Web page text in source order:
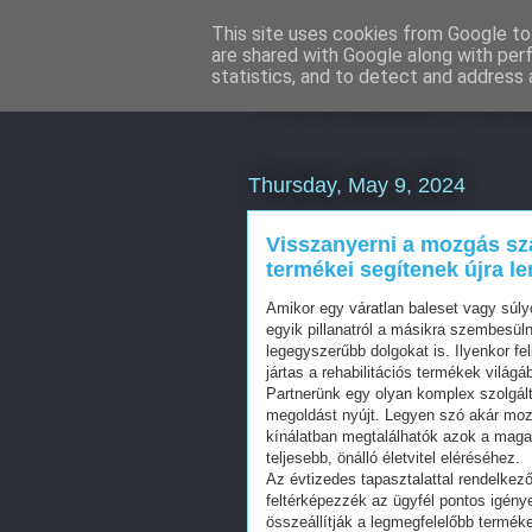
Weboldal
Thursday, May 9, 2024
Visszanyerni a mozgás
termékei segítenek újra
Amikor egy váratlan baleset vagy
egyik pillanatról a másikra
legegyszerűbb dolgokat is. Ilyenkor
jártas a rehabilitációs termékek
Partnerünk egy olyan komplex
megoldást nyújt. Legyen szó akár
kínálatban megtalálhatók azok a
teljesebb, önálló életvitel eléréséhez.
Az évtizedes tapasztalattal
feltérképezzék az ügyfél pontos
összeállítják a legmegfelelőbb
This site uses cookies from Google
are shared with Google along with
statistics, and to detect and address